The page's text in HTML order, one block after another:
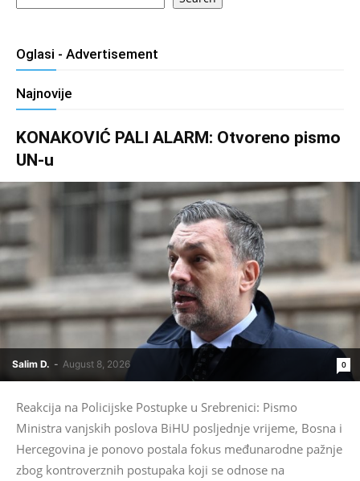
Oglasi - Advertisement
Najnovije
KONAKOVIĆ PALI ALARM: Otvoreno pismo
UN-u
Salim D. - August 8, 2026 0
Reakcija na Policijske Postupke u Srebrenici: Pismo
Ministra vanjskih poslova BiHU posljednje vrijeme, Bosna i
Hercegovina je ponovo postala fokus međunarodne pažnje
zbog kontroverznih postupaka koji se odnose na